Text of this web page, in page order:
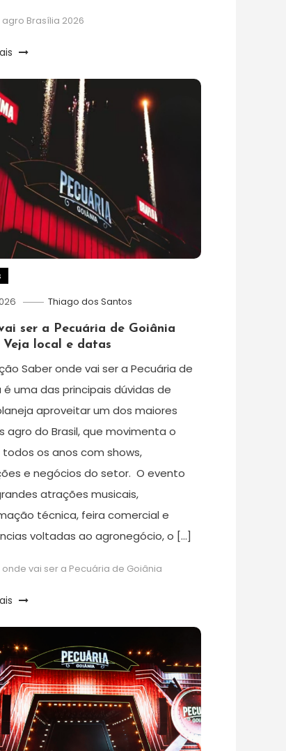
agro Brasília 2026
Thiago dos Santos
ser a Pecuária de Goiânia
Veja local e datas
Saber onde vai ser a Pecuária de
é uma das principais dúvidas de
aproveitar um dos maiores
agro do Brasil, que movimenta o
os anos com shows,
e negócios do setor. O evento
atrações musicais,
técnica, feira comercial e
voltadas ao agronegócio, o […]
onde vai ser a Pecuária de Goiânia